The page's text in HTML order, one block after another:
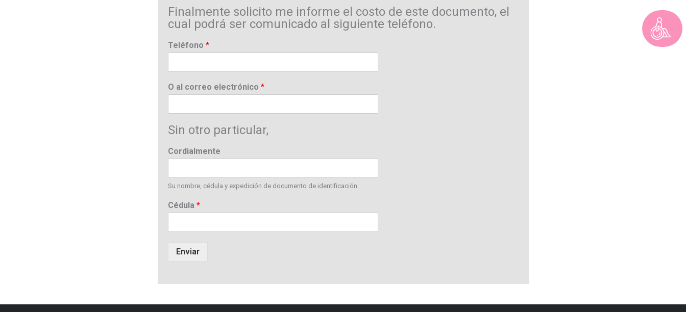
Finalmente solicito me informe el costo de este documento, el
cual podrá ser comunicado al siguiente teléfono.
Teléfono *
O al correo electrónico *
Sin otro particular,
Cordialmente
Su nombre, cédula y expedición de documento de identificación.
Cédula *
Enviar